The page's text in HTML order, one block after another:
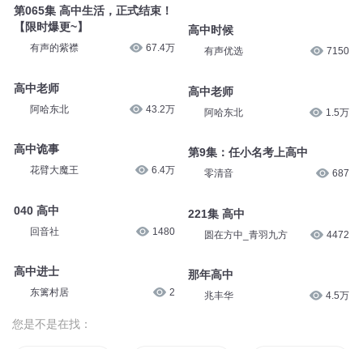
第065集 高中生活，正式结束！
【限时爆更~】
有声的紫襟 67.4万
高中老师
阿哈东北 43.2万
高中诡事
花臂大魔王 6.4万
040 高中
回音社 1480
高中进士
东篱村居 2
高中时候
有声优选 7150
高中老师
阿哈东北 1.5万
第9集：任小名考上高中
零清音 687
221集 高中
圆在方中_青羽九方 4472
那年高中
兆丰华 4.5万
您是不是在找：